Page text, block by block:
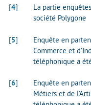
[4]
La partie
société Polygone
[5]
Enquête en
Commerce et
téléphonique a
[6]
Enquête en
Métiers et de